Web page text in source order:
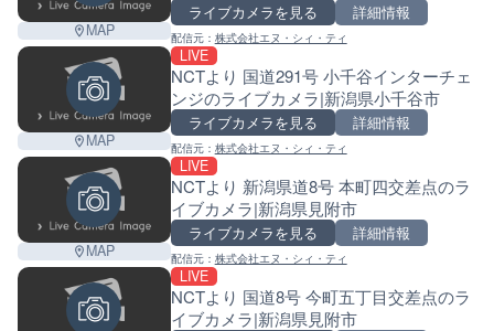
MAP
ライブカメラを見る 詳細情報
配信元： 株式会社エヌ・シィ・ティ
MAP
LIVE
NCTより 国道291号 小千谷インターチェ
ンジのライブカメラ|新潟県小千谷市
ライブカメラを見る 詳細情報
配信元： 株式会社エヌ・シィ・ティ
MAP
LIVE
NCTより 新潟県道8号 本町四交差点のラ
イブカメラ|新潟県見附市
ライブカメラを見る 詳細情報
配信元： 株式会社エヌ・シィ・ティ
LIVE
NCTより 国道8号 今町五丁目交差点のラ
イブカメラ|新潟県見附市